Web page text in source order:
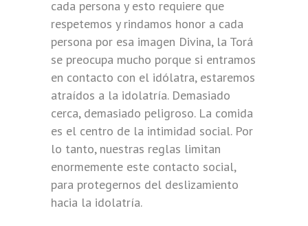
cada persona y esto requiere que
respetemos y rindamos honor a cada
persona por esa imagen Divina, la Torá
se preocupa mucho porque si entramos
en contacto con el idólatra, estaremos
atraídos a la idolatría. Demasiado
cerca, demasiado peligroso. La comida
es el centro de la intimidad social. Por
lo tanto, nuestras reglas limitan
enormemente este contacto social,
para protegernos del deslizamiento
hacia la idolatría.